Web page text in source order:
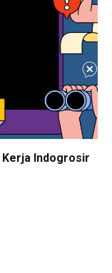
Kerja Indogrosir